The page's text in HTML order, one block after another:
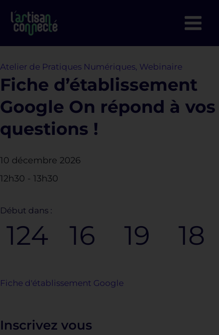
contenu
Atelier de Pratiques Numériques, Webinaire
Fiche d’établissement
Google On répond à vos
questions !
10 décembre 2026
12h30 - 13h30
Début dans :
124 16 19 18
Fiche d'établissement Google
Inscrivez vous